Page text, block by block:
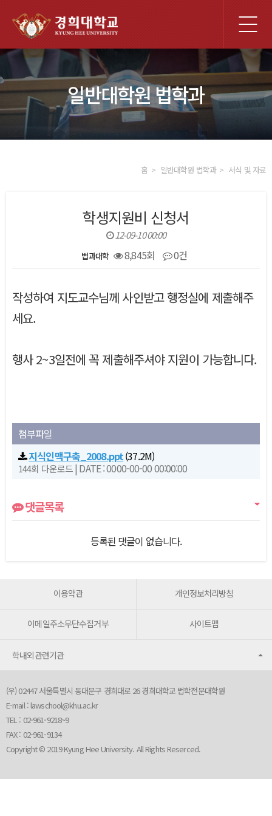
체
메
뉴
일반대학원 법학과
홈 일반대학원 법학과 서식 및 자료
학생지원비 신청서
12-09-10 00:00
법과대학 8,845회 0건
작성하여 지도교수님께 사인받고 행정실에 제출해주
세요.
행사 2~3일전에 꼭 제출해주셔야 지원이 가능합니다.
첨부파일
지식인맥구축_2008.ppt(37.2M)
144회 다운로드| DATE : 0000-00-00 00:00:00
댓글목록
등록된 댓글이 없습니다.
이용약관 개인정보처리방침
이메일주소무단수집거부 사이트맵
학내외관련기관
(우) 02447 서울특별시 동대문구 경희대로 26 경희대학교 법학전문대학원
E-mail : lawschool@khu.ac.kr
TEL : 02-961-9218~9
FAX : 02-961-9134
Copyright © 2019 Kyung Hee University. All Rights Reserced.